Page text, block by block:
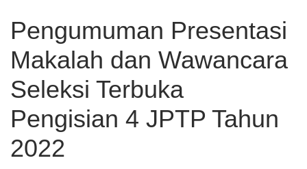
Pengumuman Presentasi
Makalah dan Wawancara
Seleksi Terbuka
Pengisian 4 JPTP Tahun
2022